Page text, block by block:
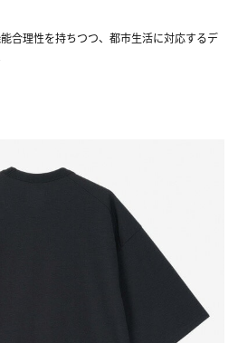
合理性を持ちつつ、都市生活に対応するデ